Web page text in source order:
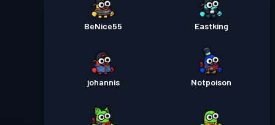
BeNice55 Eastking
johannis Notpoison